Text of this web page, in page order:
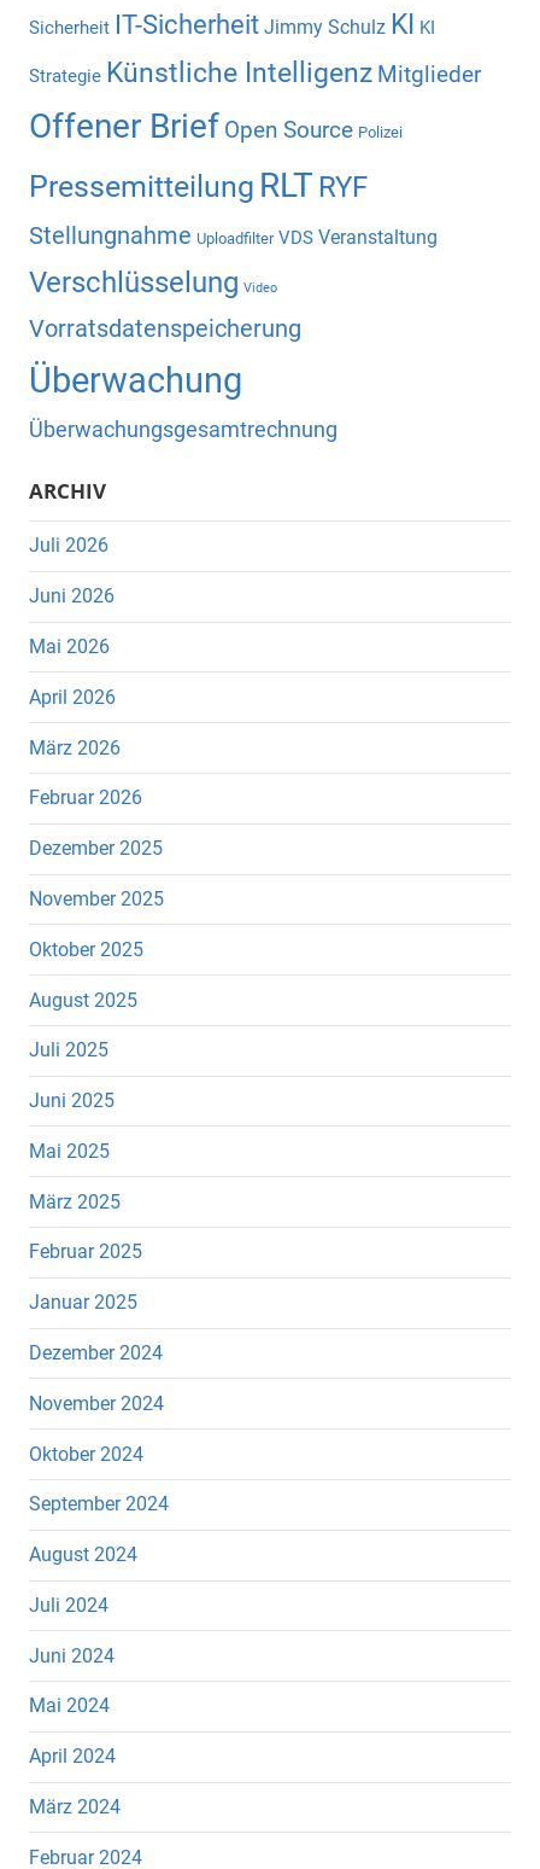
Sicherheit IT-Sicherheit Jimmy Schulz KI KI
Strategie Künstliche Intelligenz Mitglieder
Offener Brief Open Source Polizei
Pressemitteilung RLT RYF
Stellungnahme Uploadfilter VDS Veranstaltung
Verschlüsselung Video
Vorratsdatenspeicherung
Überwachung
Überwachungsgesamtrechnung
ARCHIV
Juli 2026
Juni 2026
Mai 2026
April 2026
März 2026
Februar 2026
Dezember 2025
November 2025
Oktober 2025
August 2025
Juli 2025
Juni 2025
Mai 2025
März 2025
Februar 2025
Januar 2025
Dezember 2024
November 2024
Oktober 2024
September 2024
August 2024
Juli 2024
Juni 2024
Mai 2024
April 2024
März 2024
Februar 2024